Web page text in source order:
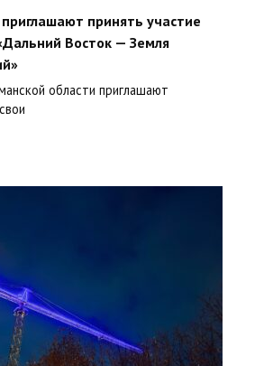
принять участие
Восток — Земля
области приглашают